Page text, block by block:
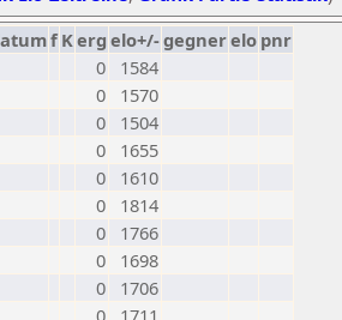
f Kerg elo+/-gegnerelo pnr
0
1584
0
1570
0
1504
0
1655
0
1610
0
1814
0
1766
0
1698
0
1706
0
1711